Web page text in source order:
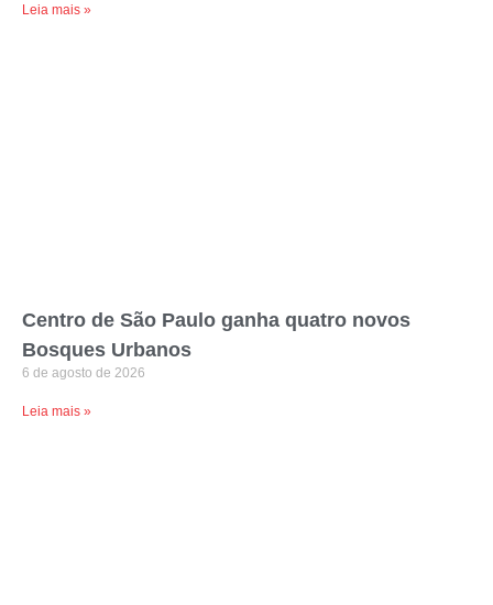
Leia mais »
Centro de São Paulo ganha quatro novos
Bosques Urbanos
6 de agosto de 2026
Leia mais »